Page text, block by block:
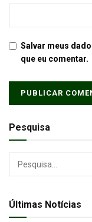
Salvar meus
que eu comentar.
Pesquisa
Últimas Notícias